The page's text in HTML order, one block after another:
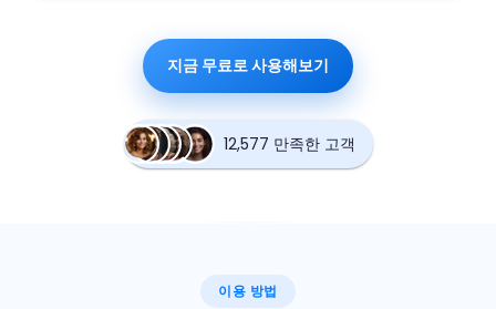
지금 무료로 사용해보기
12,577 만족한 고객
이용 방법